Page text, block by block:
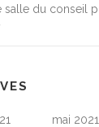
salle du conseil
mai 2021